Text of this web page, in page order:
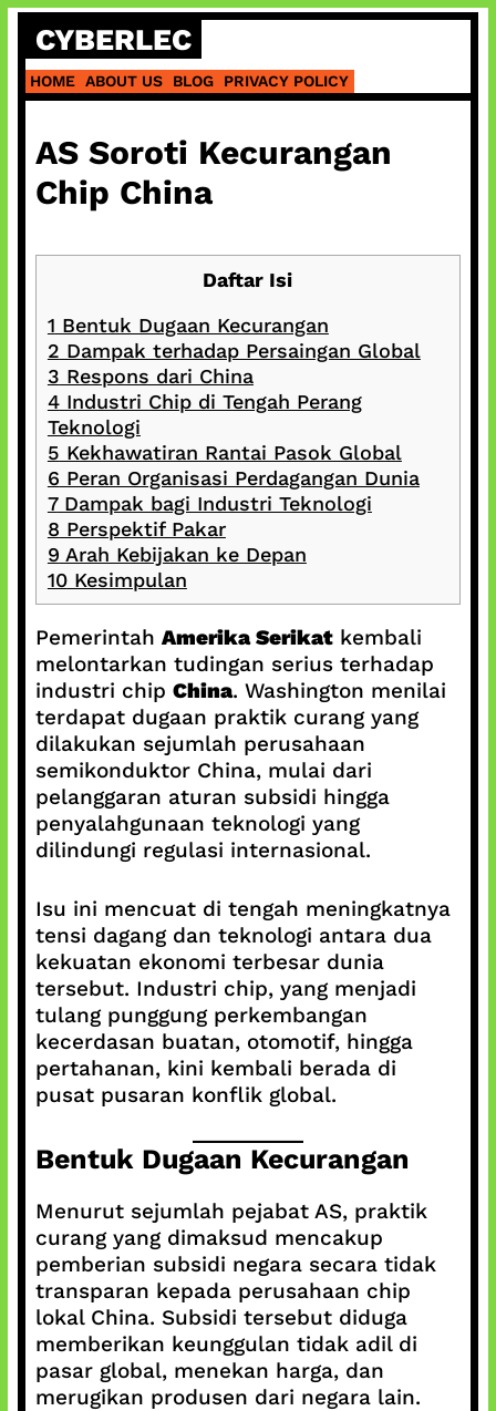
Skip
content
CYBERLEC
HOME ABOUT US BLOG PRIVACY POLICY
AS Soroti Kecurangan
Chip China
Daftar Isi
1 Bentuk Dugaan Kecurangan
2 Dampak terhadap Persaingan Global
3 Respons dari China
4Industri Chip di Tengah Perang
Teknologi
5 Kekhawatiran Rantai Pasok Global
6 Peran Organisasi Perdagangan Dunia
7Dampak bagi Industri Teknologi
8 Perspektif Pakar
9 Arah Kebijakan ke Depan
10Kesimpulan
Pemerintah Amerika Serikatkembali
melontarkan tudingan serius terhadap
industri chip China. Washington menilai
terdapat dugaan praktik curang yang
dilakukan sejumlah perusahaan
semikonduktor China, mulai dari
pelanggaran aturan subsidi hingga
penyalahgunaan teknologi yang
dilindungi regulasi internasional.
Isu ini mencuat di tengah meningkatnya
tensi dagang dan teknologi antara dua
kekuatan ekonomi terbesar dunia
tersebut. Industri chip, yang menjadi
tulang punggung perkembangan
kecerdasan buatan, otomotif, hingga
pertahanan, kini kembali berada di
pusat pusaran konflik global.
Bentuk Dugaan Kecurangan
Menurut sejumlah pejabat AS, praktik
curang yang dimaksud mencakup
pemberian subsidi negara secara tidak
transparan kepada perusahaan chip
lokal China. Subsidi tersebut diduga
memberikan keunggulan tidak adil di
pasar global, menekan harga, dan
merugikan produsen dari negara lain.